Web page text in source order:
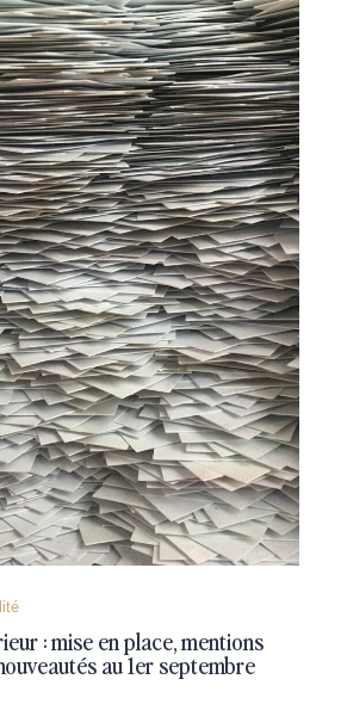
: mise en place, mentions
au 1er septembre